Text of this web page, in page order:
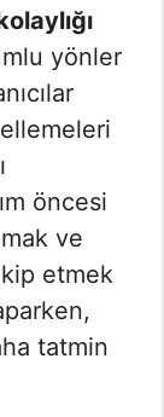
yönler
öncesi
ve
etmek
tatmin